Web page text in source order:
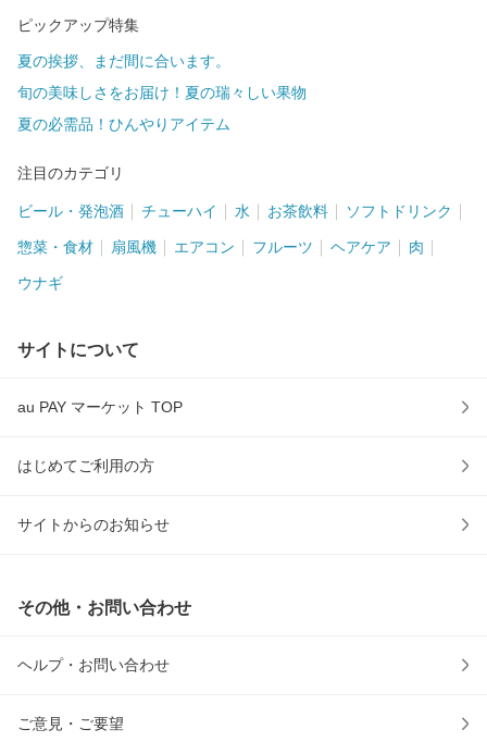
ピックアップ特集
夏の挨拶、まだ間に合います。
旬の美味しさをお届け！夏の瑞々しい果物
夏の必需品！ひんやりアイテム
注目のカテゴリ
ビール・発泡酒 チューハイ 水 お茶飲料 ソフトドリンク
惣菜・食材 扇風機 エアコン フルーツ ヘアケア 肉
ウナギ
サイトについて
au PAY マーケット TOP
はじめてご利用の方
サイトからのお知らせ
その他・お問い合わせ
ヘルプ・お問い合わせ
ご意見・ご要望